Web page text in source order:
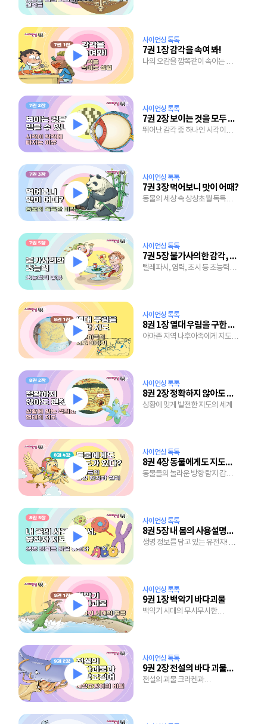
사이언싱 톡톡
7권 1장 감각을 속여 봐!
나의 오감을 깜쪽같이 속이는 실험
사이언싱 톡톡
7권 2장 보이는 것을 모두 믿을 수 있니?
뛰어난 감각 중 하나인 시각이
사이언싱 톡톡
7권 3장 먹어보니 맛이 어때?
동물의 세상 속 상상초월 독특한
사이언싱 톡톡
7권 5장 불가사의한 감각, 초능력
텔레파시, 염력, 초시 등 초능력을
사이언싱 톡톡
8권 1장 열대 우림을 구한 지도
아마존 지역 나후아족에게 지도가
사이언싱 톡톡
8권 2장 정확하지 않아도 괜찮아!
상황에 맞게 발전한 지도의 세계
사이언싱 톡톡
8권 4장 동물에게도 지도가 있다?
동물들의 놀라운 방향 탐지 감각과
사이언싱 톡톡
8권 5장 내 몸의 사용설명서, 유전자 지도
생명 정보를 담고 있는 유전자! 그
사이언싱 톡톡
9권 1장 백악기 바다괴물
백악기 시대의 무시무시한
사이언싱 톡톡
9권 2장 전설의 바다 괴물과 대왕오징어
전설의 괴물 크라켄과